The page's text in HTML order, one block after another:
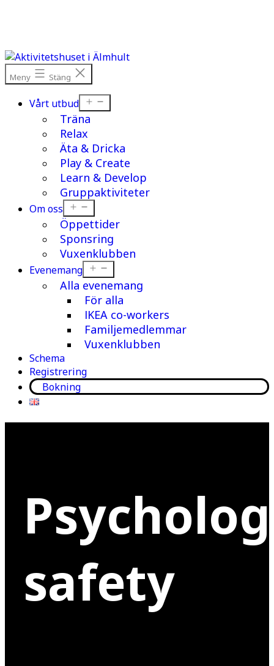
Meny Stäng
Vårt utbud
meny
Träna
Relax
Äta & Dricka
Play & Create
Learn & Develop
Gruppaktiviteter
Om oss
meny
Öppettider
Sponsring
Vuxenklubben
Evenemang
meny
Alla evenemang
För alla
IKEA co-workers
Familjemedlemmar
Vuxenklubben
Schema
Registrering
Bokning
safety